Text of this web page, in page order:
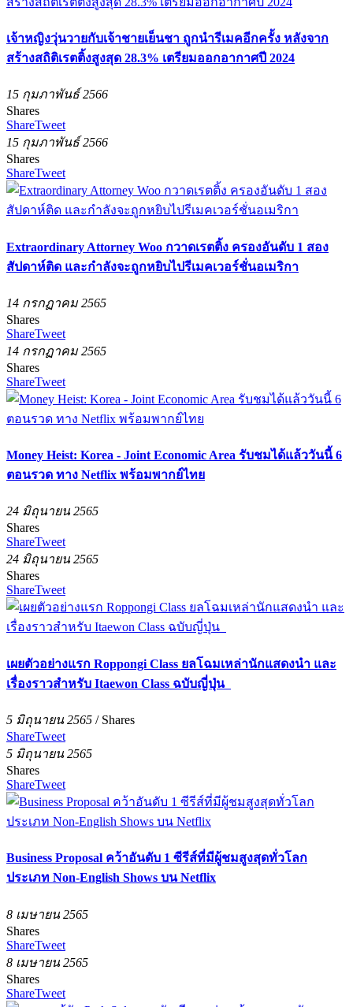
เจ้าหญิงวุ่นวายกับเจ้าชายเย็นชา ถูกนำรีเมคอีกครั้ง หลังจาก
สร้างสถิติเรตติ้งสูงสุด 28.3% เตรียมออกอากาศปี 2024
15 กุมภาพันธ์ 2566
Shares
ShareTweet
15 กุมภาพันธ์ 2566
Shares
ShareTweet
Extraordinary Attorney Woo กวาดเรตติ้ง ครองอันดับ 1 สอง
สัปดาห์ติด และกำลังจะถูกหยิบไปรีเมคเวอร์ชั่นอเมริกา
14 กรกฏาคม 2565
Shares
ShareTweet
14 กรกฏาคม 2565
Shares
ShareTweet
Money Heist: Korea - Joint Economic Area รับชมได้แล้ววันนี้ 6
ตอนรวด ทาง Netflix พร้อมพากย์ไทย
24 มิถุนายน 2565
Shares
ShareTweet
24 มิถุนายน 2565
Shares
ShareTweet
เผยตัวอย่างแรก Roppongi Class ยลโฉมเหล่านักแสดงนำ และ
เรื่องราวสำหรับ Itaewon Class ฉบับญี่ปุ่น
5 มิถุนายน 2565 / Shares
ShareTweet
5 มิถุนายน 2565
Shares
ShareTweet
Business Proposal คว้าอันดับ 1 ซีรีส์ที่มีผู้ชมสูงสุดทั่วโลก
ประเภท Non-English Shows บน Netflix
8 เมษายน 2565
Shares
ShareTweet
8 เมษายน 2565
Shares
ShareTweet